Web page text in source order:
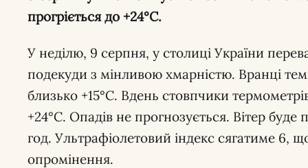
прогріється до +24°С.
У неділю, 9 серпня, у столиці України
подекуди з мінливою хмарністю. Вранці
близько +15°С. Вдень стовпчики
+24°С. Опадів не прогнозується. Вітер
год. Ультрафіолетовий індекс сягатиме 6,
опромінення.